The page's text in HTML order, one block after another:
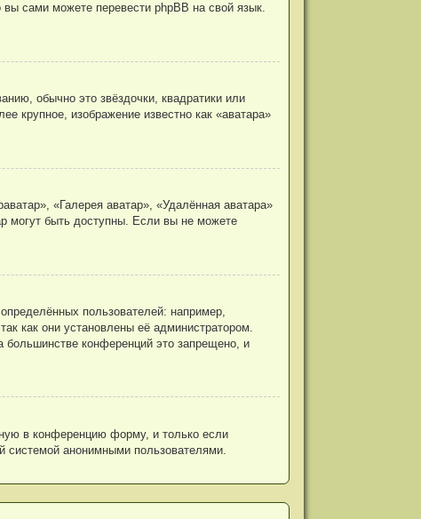
сами можете перевести phpBB на свой язык.
обычно это звёздочки, квадратики или
крупное, изображение известно как «аватара»
«Галерея аватар», «Удалённая аватара»
могут быть доступны. Если вы не можете
пользователей: например,
как они установлены её администратором.
конференций это запрещено, и
в конференцию форму, и только если
системой анонимными пользователями.